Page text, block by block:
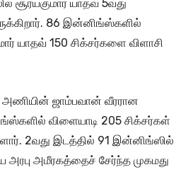
சூர்யகுமார் யாதவ் 5வது
86 இன்னிங்ஸ்களில்
யாதவ் 150 சிக்சர்களை விளாசி
அணியின் ஜாம்பவான் வீரரான
விளையாடி 205 சிக்சர்கள்
2வது இடத்தில் 91 இன்னிங்ஸில்
அரபு அமீரகத்தைச் சேர்ந்த முகமது